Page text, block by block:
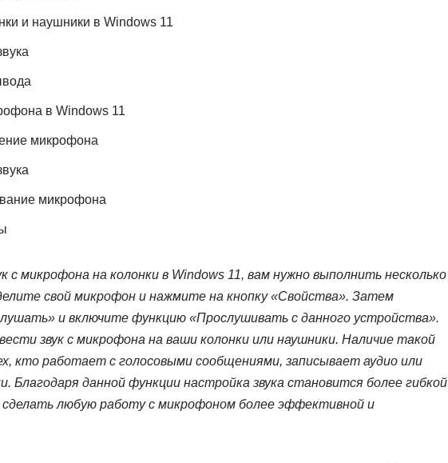
и наушники в Windows 11
в Windows 11
микрофона
микрофона
с микрофона на колонки в Windows 11, вам нужно выполнить несколько
свой микрофон и нажмите на кнопку «Свойства». Затем
и включите функцию «Прослушивать с данного устройства».
звук с микрофона на ваши колонки или наушники. Наличие такой
кто работает с голосовыми сообщениями, записывает аудио или
Благодаря данной функции настройка звука становится более гибкой
любую работу с микрофоном более эффективной и